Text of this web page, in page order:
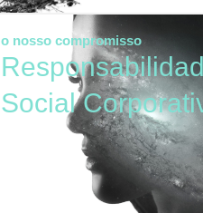
o nosso compromisso
Social